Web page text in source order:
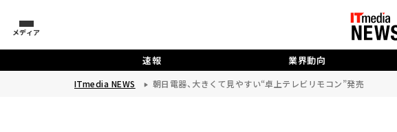
メディア
速報 業界動向
ITmedia NEWS 朝日電器、大きくて見やすい“卓上テレビリモコン”発売